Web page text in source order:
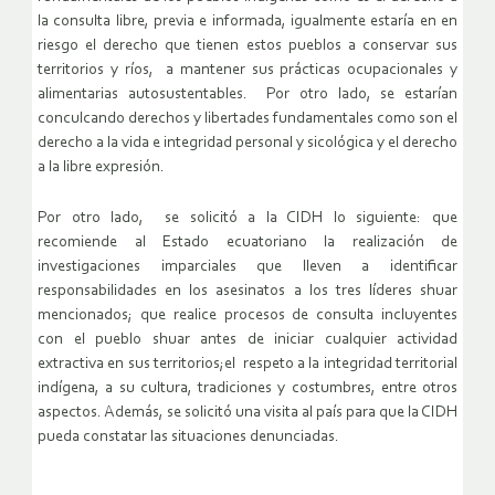
la consulta libre, previa e informada, igualmente estaría en en
riesgo el derecho que tienen estos pueblos a conservar sus
territorios y ríos, a mantener sus prácticas ocupacionales y
alimentarias autosustentables. Por otro lado, se estarían
conculcando derechos y libertades fundamentales como son el
derecho a la vida e integridad personal y sicológica y el derecho
a la libre expresión.
Por otro lado, se solicitó a la CIDH lo siguiente: que
recomiende al Estado ecuatoriano la realización de
investigaciones imparciales que lleven a identificar
responsabilidades en los asesinatos a los tres líderes shuar
mencionados; que realice procesos de consulta incluyentes
con el pueblo shuar antes de iniciar cualquier actividad
extractiva en sus territorios;el respeto a la integridad territorial
indígena, a su cultura, tradiciones y costumbres, entre otros
aspectos. Además, se solicitó una visita al país para que la CIDH
pueda constatar las situaciones denunciadas.